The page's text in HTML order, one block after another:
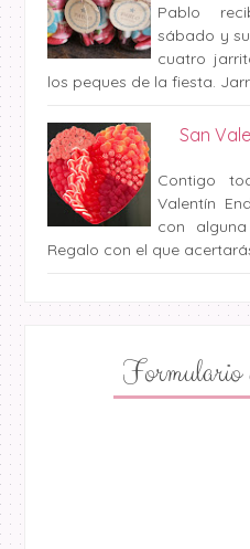
Pablo
sábado y
cuatro
los peques de la fiesta.
San
Contigo
Valentín
con
Regalo con el que
Formulario